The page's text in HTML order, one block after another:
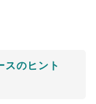
スのヒント